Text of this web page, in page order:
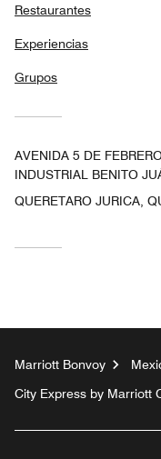
Restaurantes
Experiencias
Grupos
AVENIDA 5 DE
INDUSTRIAL BENITO
QUERETARO JURICA,
Marriott Bonvoy
City Express by Marriott